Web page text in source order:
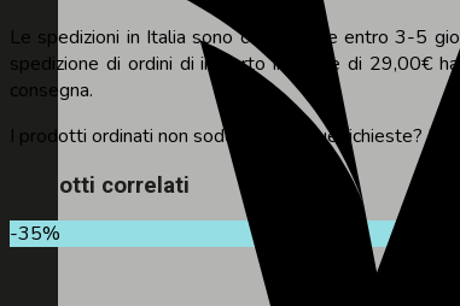
Le spedizioni in Italia sono consegnate entro 3-5
spedizione di ordini di importo inferiore di 29,00€
consegna.
I prodotti ordinati non soddisfano le tue richieste?
Prodotti correlati
-35%